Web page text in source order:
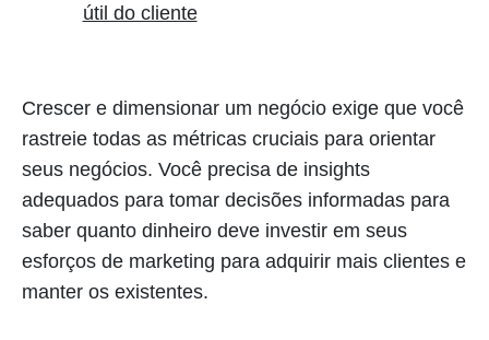
útil do cliente
Crescer e dimensionar um negócio exige que você
rastreie todas as métricas cruciais para orientar
seus negócios. Você precisa de insights
adequados para tomar decisões informadas para
saber quanto dinheiro deve investir em seus
esforços de marketing para adquirir mais clientes e
manter os existentes.